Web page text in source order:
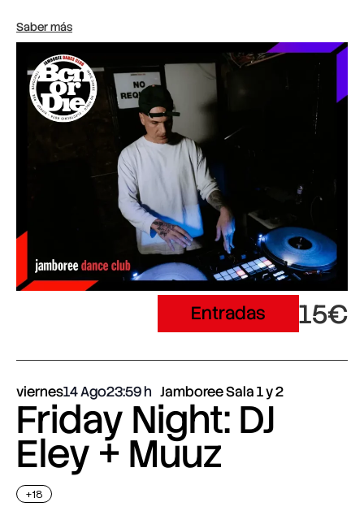
Saber más
Entradas 15€
viernes14 Ago23:59 Jamboree Sala 1 y 2
Friday Night: DJ
Eley + Muuz
+18